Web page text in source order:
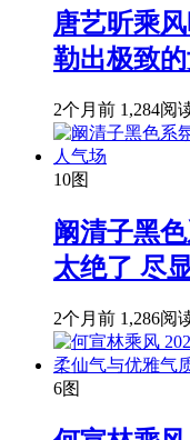
唐艺昕乘
勒出极致
2个月前 1,284阅
10图
阚清子黑
太绝了 尽
2个月前 1,286阅
6图